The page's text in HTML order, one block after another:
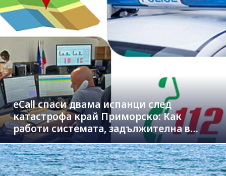
eCall спаси двама испанци след
катастрофа край Приморско: Как
работи системата, задължителна в
новите коли